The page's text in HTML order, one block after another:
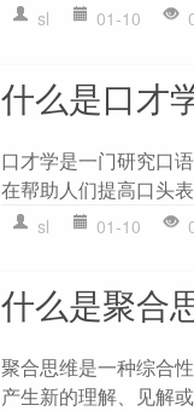
sl 01-10
什么是口才
口才学是一门研究口
在帮助人们提高口头
sl 01-10
什么是聚合
聚合思维是一种综合
产生新的理解、见解